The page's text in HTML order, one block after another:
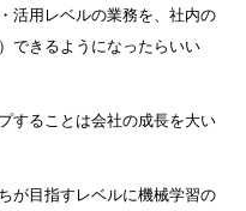
活用レベルの業務を、社内の
できるようになったらいい
することは会社の成長を大い
が目指すレベルに機械学習の